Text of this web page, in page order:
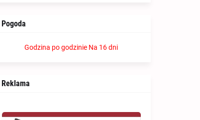
Pogoda
Godzina po godzinie Na 16 dni
Reklama